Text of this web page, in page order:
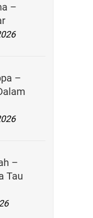
–
–
–
Tau